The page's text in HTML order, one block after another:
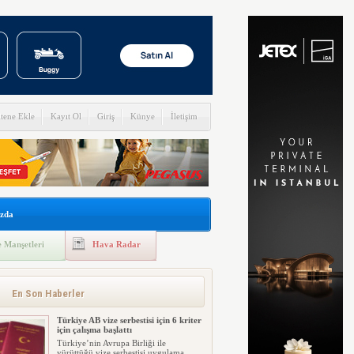
Ekle Kayıt Ol Giriş Künye İletişim
Manşetleri Hava Radar
En Son Haberler
Türkiye AB vize serbestisi için 6 kriter
için çalışma başlattı
Türkiye’nin Avrupa Birliği ile